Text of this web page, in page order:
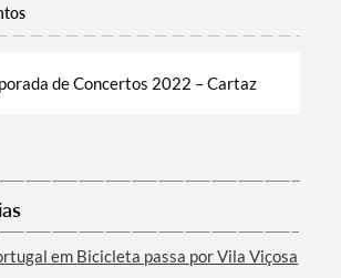
de Concertos 2022 – Cartaz
em Bicicleta passa por Vila Viçosa